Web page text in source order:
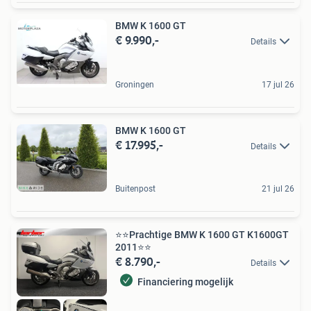
BMW K 1600 GT
€ 9.990,- Details
Groningen 17 jul 26
BMW K 1600 GT
€ 17.995,- Details
Buitenpost 21 jul 26
⭐️⭐️Prachtige BMW K 1600 GT K1600GT
2011⭐️⭐️
€ 8.790,- Details
Financiering mogelijk